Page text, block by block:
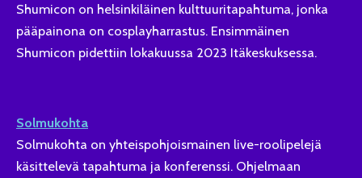
Shumicon on helsinkiläinen kulttuuritapahtuma, jonka
pääpainona on cosplayharrastus. Ensimmäinen
Shumicon pidettiin lokakuussa 2023 Itäkeskuksessa.
Solmukohta
Solmukohta on yhteispohjoismainen live-roolipelejä
käsittelevä tapahtuma ja konferenssi. Ohjelmaan